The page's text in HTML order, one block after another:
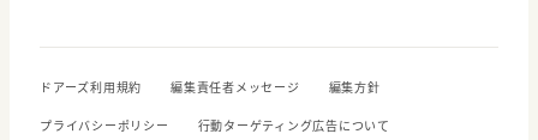
ドアーズ利用規約 編集責任者メッセージ 編集方針
プライバシーポリシー 行動ターゲティング広告について